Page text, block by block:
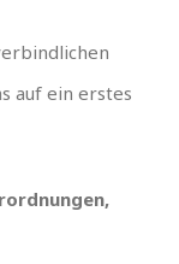
auf ein erstes